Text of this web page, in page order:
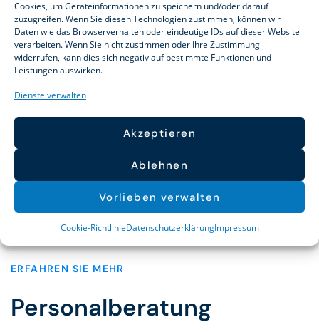
Cookies, um Geräteinformationen zu speichern und/oder darauf
zuzugreifen. Wenn Sie diesen Technologien zustimmen, können wir
Daten wie das Browserverhalten oder eindeutige IDs auf dieser Website
verarbeiten. Wenn Sie nicht zustimmen oder Ihre Zustimmung
widerrufen, kann dies sich negativ auf bestimmte Funktionen und
Leistungen auswirken.
Dienste verwalten
Akzeptieren
Ablehnen
Vorlieben verwalten
Cookie-RichtlinieDatenschutzerklärungImpressum
Möchten Sie mehr über Reuter
und Partner erfahren?
Über Uns
ERFAHREN SIE MEHR
Personalberatung